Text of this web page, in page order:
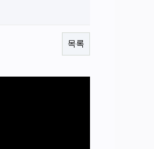
목록